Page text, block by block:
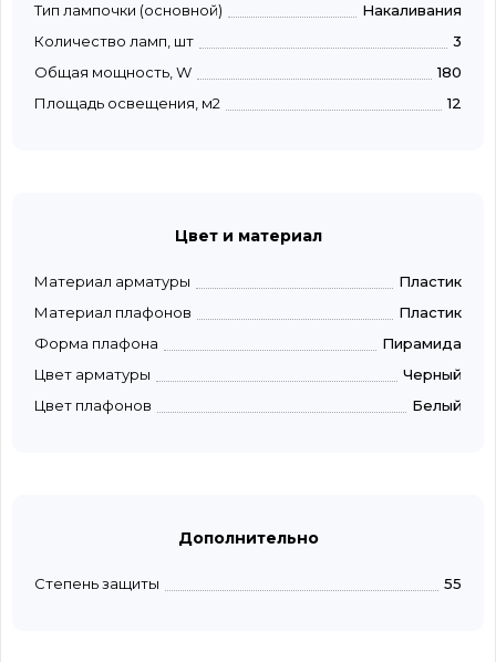
Тип лампочки (основной)
Накаливания
Количество ламп, шт
3
Общая мощность, W
180
Площадь освещения, м2
12
Цвет и материал
Материал арматуры
Пластик
Материал плафонов
Пластик
Форма плафона
Пирамида
Цвет арматуры
Черный
Цвет плафонов
Белый
Дополнительно
Степень защиты 55